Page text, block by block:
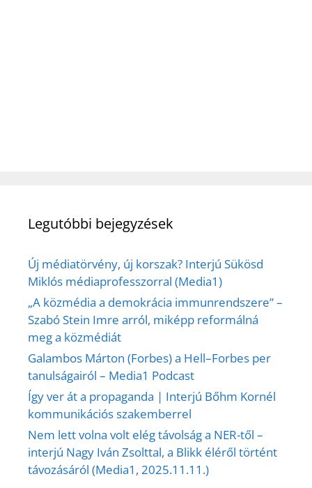
Legutóbbi bejegyzések
Új médiatörvény, új korszak? Interjú Sükösd
Miklós médiaprofesszorral (Media1)
„A közmédia a demokrácia immunrendszere” –
Szabó Stein Imre arról, miképp reformálná
meg a közmédiát
Galambos Márton (Forbes) a Hell–Forbes per
tanulságairól – Media1 Podcast
Így ver át a propaganda | Interjú Bőhm Kornél
kommunikációs szakemberrel
Nem lett volna volt elég távolság a NER-től –
interjú Nagy Iván Zsolttal, a Blikk éléről történt
távozásáról (Media1, 2025.11.11.)